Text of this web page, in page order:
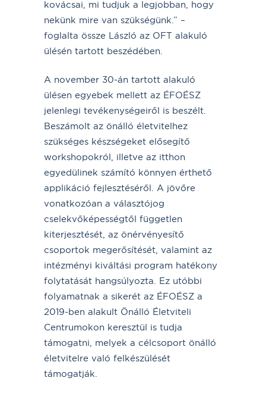
kovácsai, mi tudjuk a legjobban, hogy
nekünk mire van szükségünk.” –
foglalta össze László az OFT alakuló
ülésén tartott beszédében.
A november 30-án tartott alakuló
ülésen egyebek mellett az ÉFOÉSZ
jelenlegi tevékenységeiről is beszélt.
Beszámolt az önálló életvitelhez
szükséges készségeket elősegítő
workshopokról, illetve az itthon
egyedülinek számító könnyen érthető
applikáció fejlesztéséről. A jövőre
vonatkozóan a választójog
cselekvőképességtől független
kiterjesztését, az önérvényesítő
csoportok megerősítését, valamint az
intézményi kiváltási program hatékony
folytatását hangsúlyozta. Ez utóbbi
folyamatnak a sikerét az ÉFOÉSZ a
2019-ben alakult Önálló Életviteli
Centrumokon keresztül is tudja
támogatni, melyek a célcsoport önálló
életvitelre való felkészülését
támogatják.